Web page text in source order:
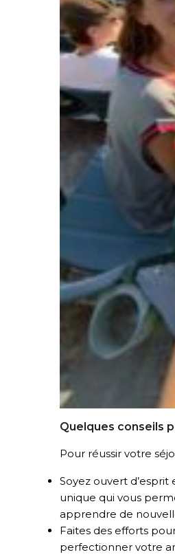
Quelques conseils
Pour réussir votre
Soyez ouvert
unique qui vous
apprendre de
Faites des efforts
perfectionner votre